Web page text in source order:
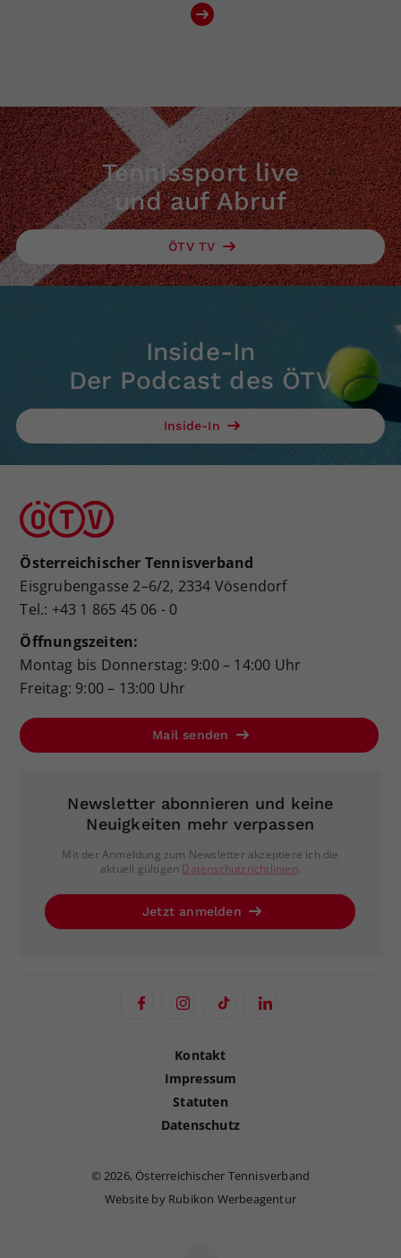
Tennissport live
und auf Abruf
ÖTV TV
Inside-In
Der Podcast des ÖTV
Inside-In
Österreichischer Tennisverband
Eisgrubengasse 2–6/2, 2334 Vösendorf
Tel.: +43 1 865 45 06 - 0
Öffnungszeiten:
Montag bis Donnerstag: 9:00 – 14:00 Uhr
Freitag: 9:00 – 13:00 Uhr
Mail senden
Newsletter abonnieren und keine
Neuigkeiten mehr verpassen
Mit der Anmeldung zum Newsletter akzeptiere ich die
aktuell gültigen Datenschutzrichtlinien.
Jetzt anmelden
Kontakt
Impressum
Statuten
Datenschutz
©2026, Österreichischer Tennisverband
Website by Rubikon Werbeagentur